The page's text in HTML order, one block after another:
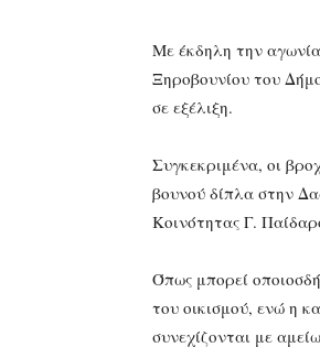
Με έκδηλη την
Ξηροβουνίου του
σε εξέλιξη.
Συγκεκριμένα, οι
βουνού δίπλα στην
Κοινότητας Γ.
Όπως μπορεί
του οικισμού, ενώ η
συνεχίζονται με